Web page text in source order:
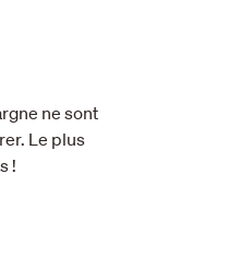
ne sont
Le plus
!